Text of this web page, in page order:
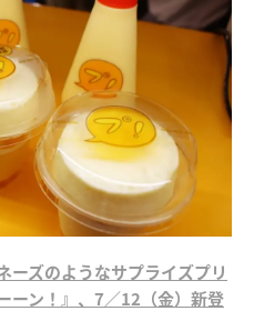
ーズのようなサプライズプリ
ーン！』、7／12（金）新登